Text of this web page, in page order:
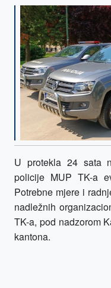
U protekla 24 sata
policije MUP TK-a
Potrebne mjere i
nadležnih
TK-a, pod nadzorom
kantona.